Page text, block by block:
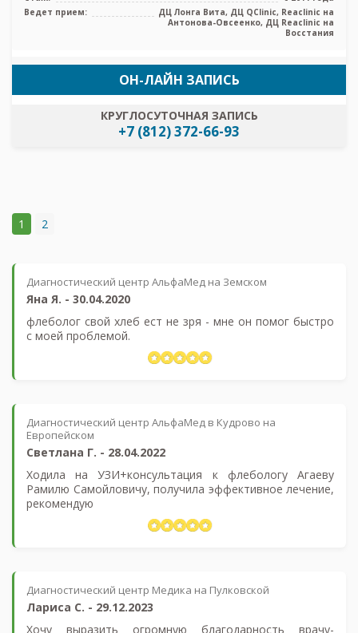
Ведет прием:
ДЦ Лонга Вита, ДЦ QClinic, Reaclinic на
Антонова-Овсеенко, ДЦ Reaclinic на
Восстания
ОН-ЛАЙН ЗАПИСЬ
КРУГЛОСУТОЧНАЯ ЗАПИСЬ
+7 (812) 372-66-93
1 2
Диагностический центр АльфаМед на Земском
Яна Я. - 30.04.2020
флеболог свой хлеб ест не зря - мне он помог быстро
с моей проблемой.
Диагностический центр АльфаМед в Кудрово на
Европейском
Светлана Г. - 28.04.2022
Ходила на УЗИ+консультация к флебологу Агаеву
Рамилю Самойловичу, получила эффективное лечение,
рекомендую
Диагностический центр Медика на Пулковской
Лариса С. - 29.12.2023
Хочу выразить огромную благодарность врачу-